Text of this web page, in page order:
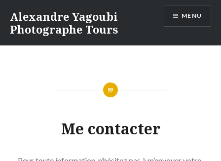
contenu
Alexandre Yagoubi
Photographe Tours
MENU
Me contacter